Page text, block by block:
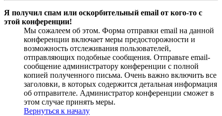
Я получил спам или оскорбительный email от кого-то с
этой конференции!
Мы сожалеем об этом. Форма отправки email на данной
конференции включает меры предосторожности и
возможность отслеживания пользователей,
отправляющих подобные сообщения. Отправьте email-
сообщение администратору конференции с полной
копией полученного письма. Очень важно включить все
заголовки, в которых содержится детальная информация
об отправителе. Администратор конференции сможет в
этом случае принять меры.
Вернуться к началу